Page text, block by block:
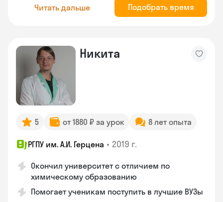
Читать дальше Подобрать время
Никита
5 от 1880 ₽ за урок 8 лет опыта
РГПУ им. А.И. Герцена • 2019 г.
Окончил университет с отличием по
химическому образованию
Помогает ученикам поступить в лучшие ВУЗы